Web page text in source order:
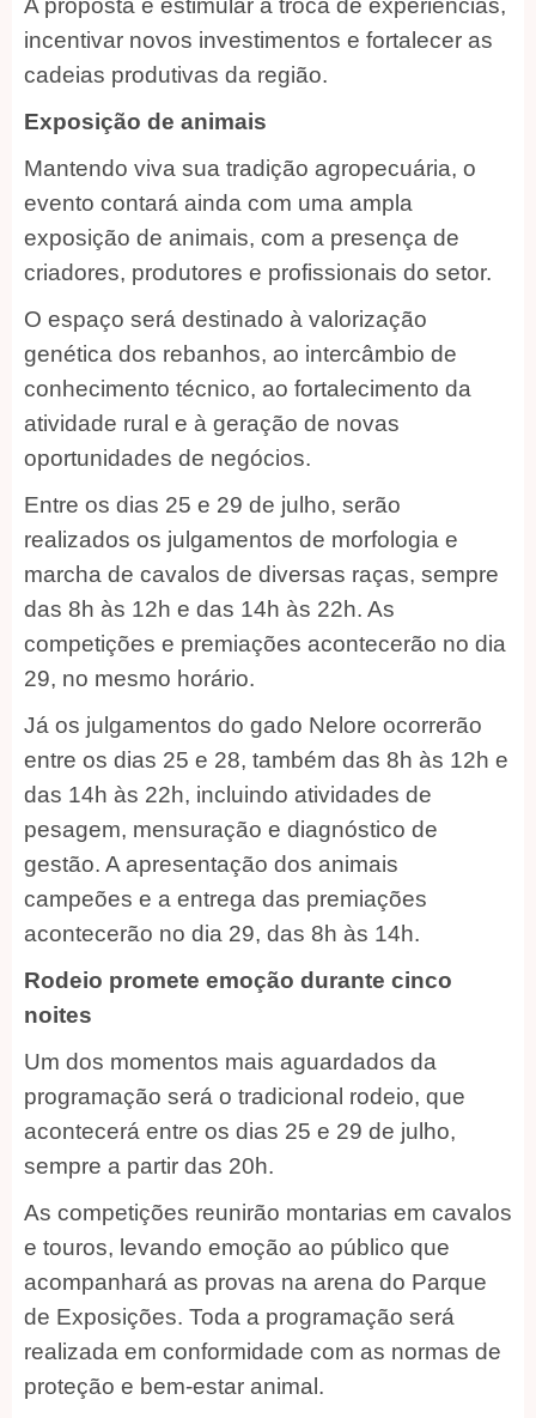
incentivar novos investimentos e fortalecer as
cadeias produtivas da região.
Exposição de animais
Mantendo viva sua tradição agropecuária, o
evento contará ainda com uma ampla
exposição de animais, com a presença de
criadores, produtores e profissionais do setor.
O espaço será destinado à valorização
genética dos rebanhos, ao intercâmbio de
conhecimento técnico, ao fortalecimento da
atividade rural e à geração de novas
oportunidades de negócios.
Entre os dias 25 e 29 de julho, serão
realizados os julgamentos de morfologia e
marcha de cavalos de diversas raças, sempre
das 8h às 12h e das 14h às 22h. As
competições e premiações acontecerão no dia
29, no mesmo horário.
Já os julgamentos do gado Nelore ocorrerão
entre os dias 25 e 28, também das 8h às 12h e
das 14h às 22h, incluindo atividades de
pesagem, mensuração e diagnóstico de
gestão. A apresentação dos animais
campeões e a entrega das premiações
acontecerão no dia 29, das 8h às 14h.
Rodeio promete emoção durante cinco
noites
Um dos momentos mais aguardados da
programação será o tradicional rodeio, que
acontecerá entre os dias 25 e 29 de julho,
sempre a partir das 20h.
As competições reunirão montarias em cavalos
e touros, levando emoção ao público que
acompanhará as provas na arena do Parque
de Exposições. Toda a programação será
realizada em conformidade com as normas de
proteção e bem-estar animal.